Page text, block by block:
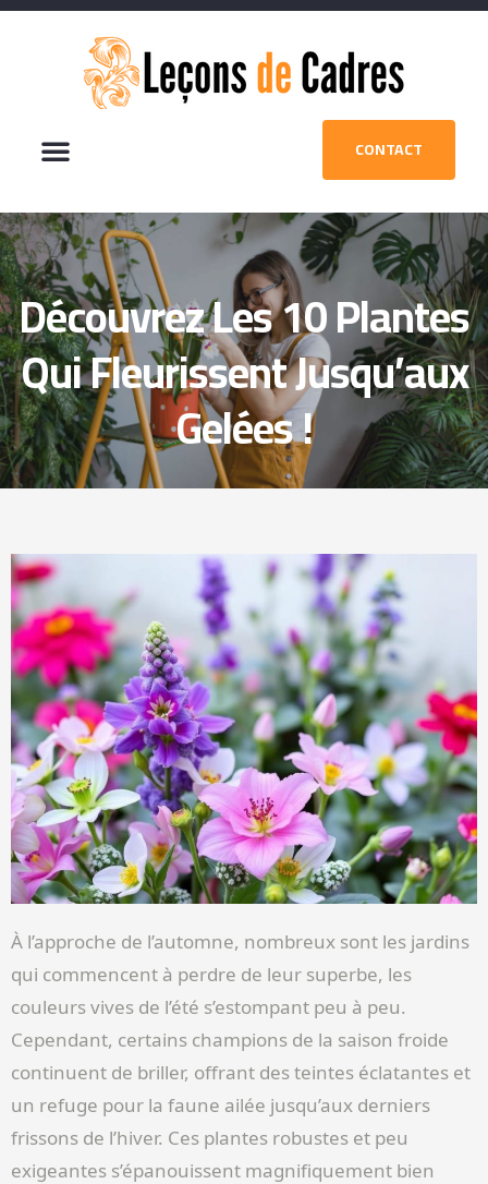
CONTACT
Découvrez Les 10 Plantes
Qui Fleurissent Jusqu’aux
Gelées !
À l’approche de l’automne, nombreux sont les jardins
qui commencent à perdre de leur superbe, les
couleurs vives de l’été s’estompant peu à peu.
Cependant, certains champions de la saison froide
continuent de briller, offrant des teintes éclatantes et
un refuge pour la faune ailée jusqu’aux derniers
frissons de l’hiver. Ces plantes robustes et peu
exigeantes s’épanouissent magnifiquement bien